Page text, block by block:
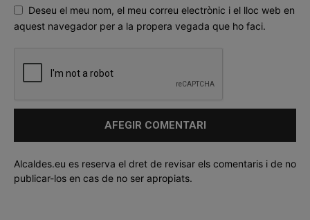
Deseu el meu nom, el meu correu electrònic i el lloc web en
aquest navegador per a la propera vegada que ho faci.
Alcaldes.eu es reserva el dret de revisar els comentaris i de no
publicar-los en cas de no ser apropiats.